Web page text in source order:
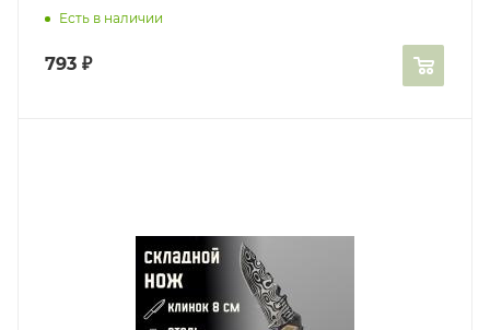
Есть в наличии
793 ₽